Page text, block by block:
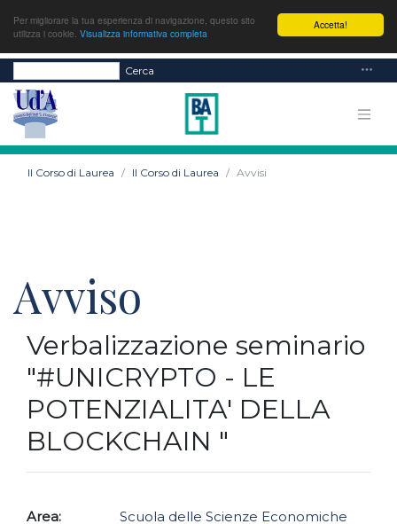
Accetta!
Per migliorare la tua esperienza di navigazione, questo sito
utilizza i cookie. Visualizza informativa completa
Cerca
Il Corso di Laurea Il Corso di Laurea Avvisi
Avviso
Verbalizzazione seminario
"#UNICRYPTO - LE
POTENZIALITA' DELLA
BLOCKCHAIN "
Area:
Scuola delle Scienze Economiche